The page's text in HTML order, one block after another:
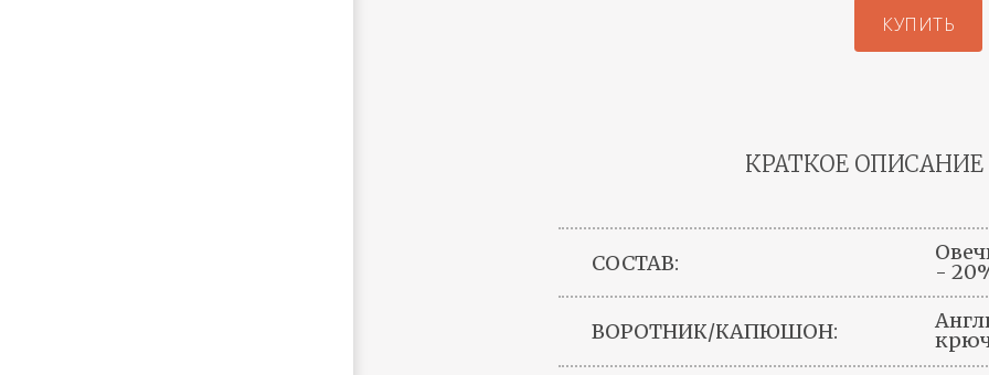
КУПИТЬ
КРАТКОЕ
СОСТАВ: -
ВОРОТНИК/КАПЮШОН: